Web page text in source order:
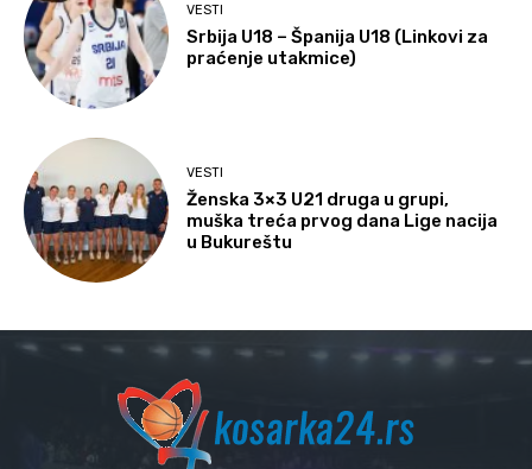
VESTI
Srbija U18 – Španija U18 (Linkovi za
praćenje utakmice)
VESTI
Ženska 3×3 U21 druga u grupi,
muška treća prvog dana Lige nacija
u Bukureštu